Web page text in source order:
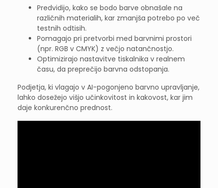
Predvidijo, kako se bodo barve obnašale na
različnih materialih, kar zmanjša potrebo po več
testnih odtisih.
Pomagajo pri pretvorbi med barvnimi prostori
(npr. RGB v CMYK) z večjo natančnostjo.
Optimizirajo nastavitve tiskalnika v realnem
času, da preprečijo barvna odstopanja.
Podjetja, ki vlagajo v AI-pogonjeno barvno upravljanje,
lahko dosežejo višjo učinkovitost in kakovost, kar jim
daje konkurenčno prednost.